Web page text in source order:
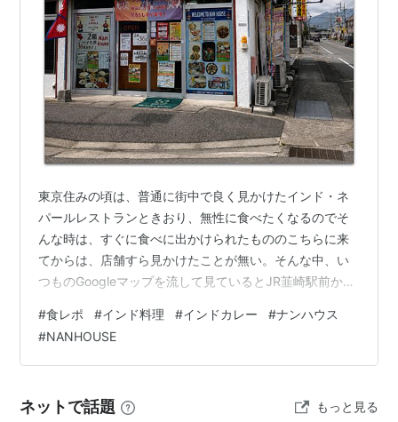
東京住みの頃は、普通に街中で良く見かけたインド・ネ
パールレストランときおり、無性に食べたくなるのでそ
んな時は、すぐに食べに出かけられたもののこちらに来
てからは、店舗すら見かけたことが無い。そんな中、い
つものGoogleマップを流して見ているとJR韮崎駅前から
レストランを発見！みつけたらもうすぐに食べに行きた
くなって、歯科治療のあと早速お邪魔して参りました。
駅前から東に３００mほど トヨタのレンタカー屋さんを
前の通り沿い１０m行った場所に月決め駐車場にありま
#食レポ #インド料理 #インドカレー #ナンハウス
#NANHOUSE
ネットで話題 もっと見る